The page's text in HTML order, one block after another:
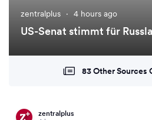
zentralplus · 4 hours ago
US-Senat stimmt für
83 Other Sources
zentralplus